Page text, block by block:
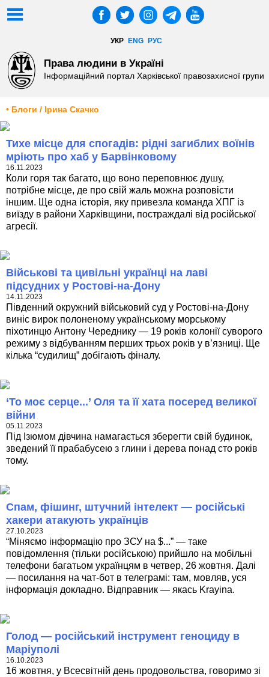
УКР ENG РУС
Права людини в Україні
Інформаційний портал Харківської правозахисної групи
• Блоги / Ірина Скачко
Тихе місце для спогадів: рідні загиблих воїнів
мріють про хаб у Барвінковому
16.11.2023
Коли горя так багато, що воно переповнює душу,
потрібне місце, де про свій жаль можна розповісти
іншим. Ще одна історія, яку привезла команда ХПГ із
виїзду в райони Харківщини, постраждалі від російської
агресії.
Військові та цивільні українці на лаві
підсудних у Ростові-на-Дону
14.11.2023
Південний окружний військовий суд у Ростові-на-Дону
виніс вирок полоненому українському морському
піхотинцю Антону Череднику — 19 років колонії суворого
режиму з відбуванням перших трьох років у в’язниці. Ще
кілька “судилищ” добігають фіналу.
‘То моє серце...’ Оля та її хата посеред великої
війни
05.11.2023
Під Ізюмом дівчина намагається зберегти свій будинок,
зведений її прабабусею з глини і дерева понад сто років
тому.
Спам, фішинг, штучний інтелект — російські
хакери атакують українців
27.10.2023
“Міняємо інформацію про ЗСУ на $...” — таке
повідомлення (тільки російською) прийшло на мобільні
телефони багатьом українцям в четвер, 26 жовтня. Далі
— посилання на чат-бот в телеграмі: там, мовляв, уся
інформація докладно. Відправник — якась Krayina.
Голод — російський інструмент геноциду в
Маріуполі
16.10.2023
16 жовтня, у Всесвітній день продовольства, говоримо зі